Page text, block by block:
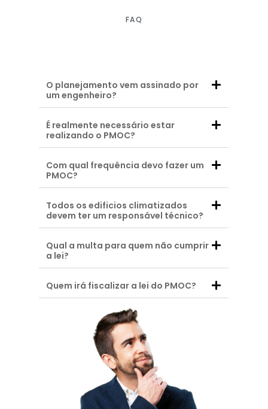
FAQ
O planejamento vem assinado por
um engenheiro?
É realmente necessário estar
realizando o PMOC?
Com qual frequência devo fazer um
PMOC?
Todos os edificios climatizados
devem ter um responsável técnico?
Qual a multa para quem não cumprir
a lei?
Quem irá fiscalizar a lei do PMOC?